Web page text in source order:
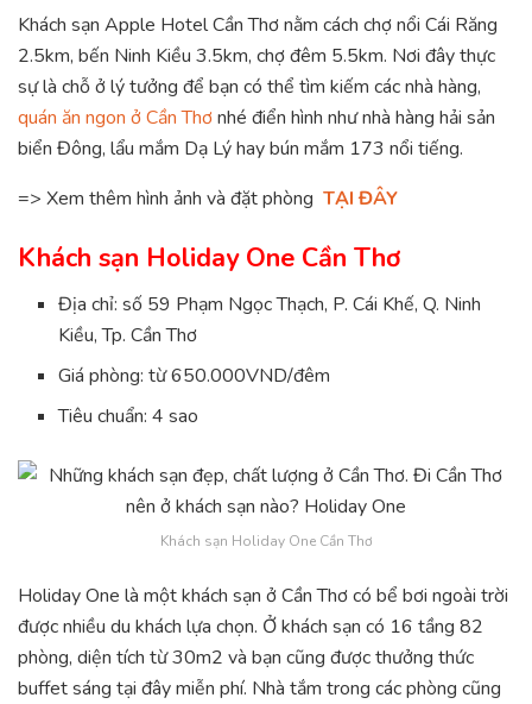
Khách sạn Apple Hotel Cần Thơ nằm cách chợ nổi Cái Răng
2.5km, bến Ninh Kiều 3.5km, chợ đêm 5.5km. Nơi đây thực
sự là chỗ ở lý tưởng để bạn có thể tìm kiếm các nhà hàng,
quán ăn ngon ở Cần Thơnhé điển hình như nhà hàng hải sản
biển Đông, lẩu mắm Dạ Lý hay bún mắm 173 nổi tiếng.
=> Xem thêm hình ảnh và đặt phòng TẠI ĐÂY
Khách sạn Holiday One Cần Thơ
Địa chỉ: số 59 Phạm Ngọc Thạch, P. Cái Khế, Q. Ninh
Kiều, Tp. Cần Thơ
Giá phòng: từ 650.000VND/đêm
Tiêu chuẩn: 4 sao
Khách sạn Holiday One Cần Thơ
Holiday One là một khách sạn ở Cần Thơ có bể bơi ngoài trời
được nhiều du khách lựa chọn. Ở khách sạn có 16 tầng 82
phòng, diện tích từ 30m2 và bạn cũng được thưởng thức
buffet sáng tại đây miễn phí. Nhà tắm trong các phòng cũng